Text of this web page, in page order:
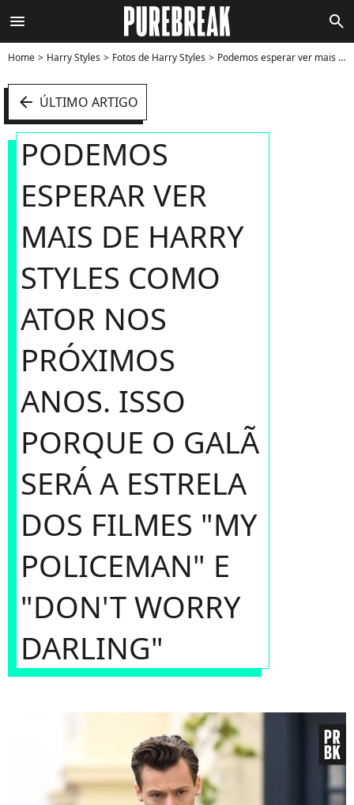
menu search
Home Harry Styles Fotos de Harry Styles Podemos esperar ver mais de Harry Styles como ator nos próximos anos. Isso porque o galã será a estrela dos filmes "My Policeman" e "Don't Worry Darling" - Foto
arrow_left ÚLTIMO ARTIGO
PODEMOS
ESPERAR VER
MAIS DE HARRY
STYLES COMO
ATOR NOS
PRÓXIMOS
ANOS. ISSO
PORQUE O GALÃ
SERÁ A ESTRELA
DOS FILMES "MY
POLICEMAN" E
"DON'T WORRY
DARLING"